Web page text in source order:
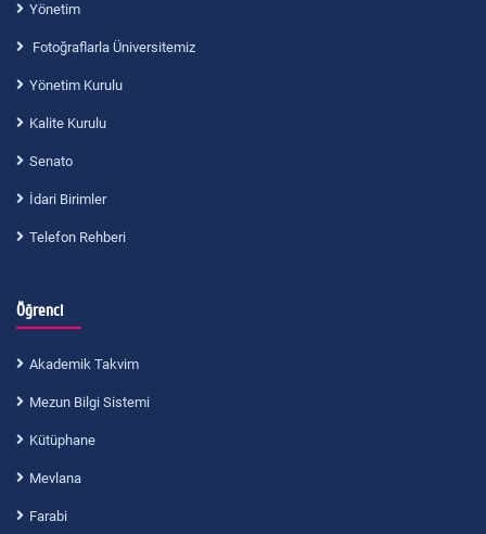
Yönetim
Fotoğraflarla Üniversitemiz
Yönetim Kurulu
Kalite Kurulu
Senato
İdari Birimler
Telefon Rehberi
Öğrenci
Akademik Takvim
Mezun Bilgi Sistemi
Kütüphane
Mevlana
Farabi